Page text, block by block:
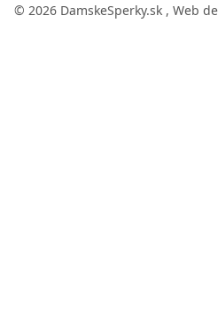
© 2026 DamskeSperky.sk , Web